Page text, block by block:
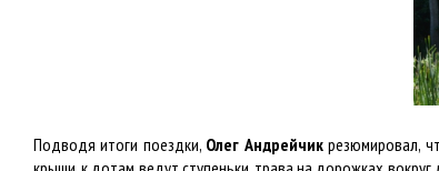
Подводя итоги поездки, Олег Андрейчикрезюмировал,